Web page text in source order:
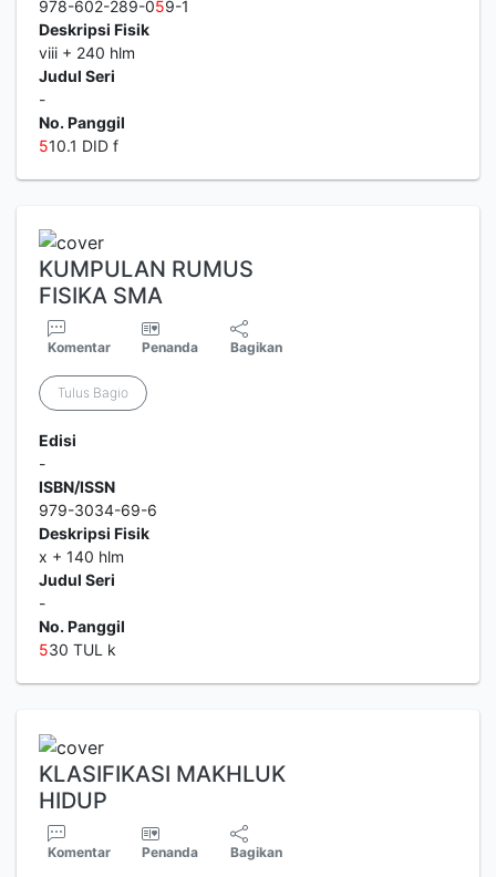
978-602-289-059-1
Deskripsi Fisik
viii + 240 hlm
Judul Seri
-
No. Panggil
510.1 DID f
KUMPULAN RUMUS
FISIKA SMA
Komentar Penanda Bagikan
Tulus Bagio
Edisi
-
ISBN/ISSN
979-3034-69-6
Deskripsi Fisik
x + 140 hlm
Judul Seri
-
No. Panggil
530 TUL k
KLASIFIKASI MAKHLUK
HIDUP
Komentar Penanda Bagikan